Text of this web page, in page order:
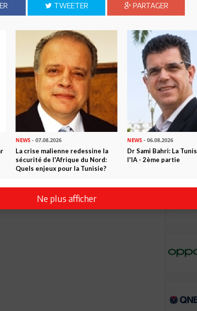
TWEETER PARTAGER
NEWS - 07.08.2026
La crise malienne redessine la
sécurité de l'Afrique du Nord:
Quels enjeux pour la Tunisie?
NEWS- 06.08.2026
Dr Sami Bahri: La
l'IA - 2ème partie
Ne plus afficher